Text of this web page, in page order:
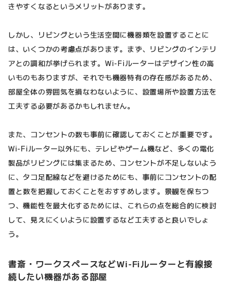
きやすくなるというメリットがあります。
しかし、リビングという生活空間に機器類を設置することに
は、いくつかの考慮点があります。まず、リビングのインテリ
アとの調和が挙げられます。Wi-Fiルーターはデザイン性の高
いものもありますが、それでも機器特有の存在感があるため、
部屋全体の雰囲気を損なわないように、設置場所や設置方法を
工夫する必要があるかもしれません。
また、コンセントの数も事前に確認しておくことが重要です。
Wi-Fiルーター以外にも、テレビやゲーム機など、多くの電化
製品がリビングには集まるため、コンセントが不足しないよう
に、タコ足配線などを避けるためにも、事前にコンセントの配
置と数を把握しておくことをおすすめします。景観を保ちつ
つ、機能性を最大化するためには、これらの点を総合的に検討
して、見えにくいように設置するなど工夫すると良いでしょ
う。
書斎・ワークスペースなどWi-Fiルーターと有線接
続したい機器がある部屋